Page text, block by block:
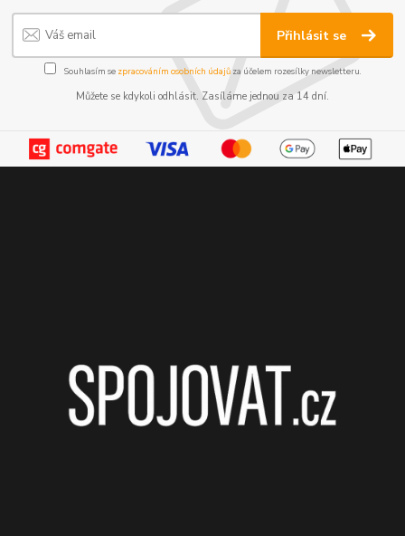
Přihlásit se
Souhlasím se zpracováním osobních údajůza účelem rozesílky newsletteru.
Můžete se kdykoli odhlásit. Zasíláme jednou za 14 dní.